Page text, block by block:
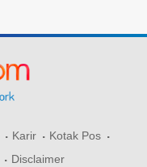
Karir
Kotak Pos
Disclaimer